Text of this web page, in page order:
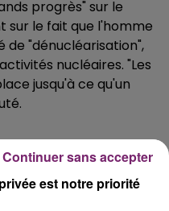
progrès" sur le
sur le fait que l'homme
de "dénucléarisation",
nucléaires. "Les
jusqu'à ce qu'un
est notre priorité
Continuer sans accepter